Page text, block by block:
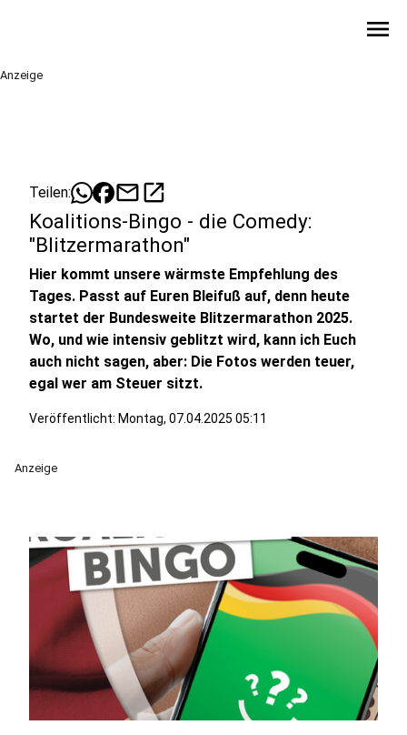
menu
Anzeige
Teilen: mailopen_in_new
Koalitions-Bingo - die Comedy:
"Blitzermarathon"
Hier kommt unsere wärmste Empfehlung des
Tages. Passt auf Euren Bleifuß auf, denn heute
startet der Bundesweite Blitzermarathon 2025.
Wo, und wie intensiv geblitzt wird, kann ich Euch
auch nicht sagen, aber: Die Fotos werden teuer,
egal wer am Steuer sitzt.
Veröffentlicht: Montag, 07.04.2025 05:11
Anzeige